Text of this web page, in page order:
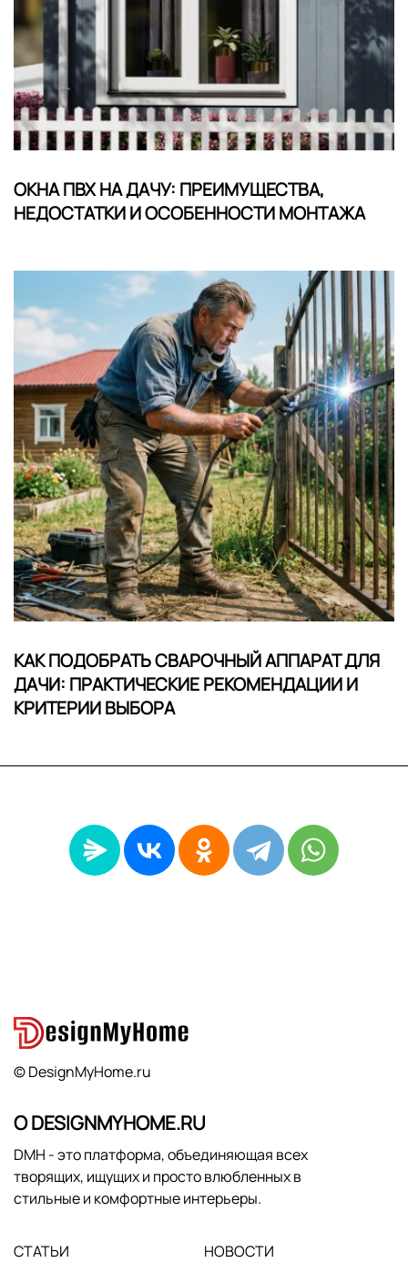
ОКНА ПВХ НА ДАЧУ: ПРЕИМУЩЕСТВА,
НЕДОСТАТКИ И ОСОБЕННОСТИ МОНТАЖА
КАК ПОДОБРАТЬ СВАРОЧНЫЙ АППАРАТ ДЛЯ
ДАЧИ: ПРАКТИЧЕСКИЕ РЕКОМЕНДАЦИИ И
КРИТЕРИИ ВЫБОРА
© DesignMyHome.ru
О DESIGNMYHOME.RU
DMH - это платформа, объединяющая всех
творящих, ищущих и просто влюбленных в
стильные и комфортные интерьеры.
СТАТЬИ НОВОСТИ